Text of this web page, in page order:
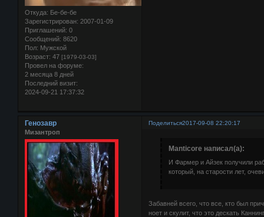
Откуда: Бе-бе-бе
Зарегистрирован: 2007-01-09
Приглашений: 0
Сообщений: 8620
Пол: Мужской
Возраст: 47 [1979-03-03]
Провел на форуме:
2 месяца 8 дней
Последний визит:
2024-09-21 17:37:32
Поделиться2017-09-08 22:20:17
Генозавр
Мизантроп
Manticore написал(а):
И Фармер и Айзек получили
который, на старости лет,
Забавней всего, что все, кто был
ноет и скулит, что это дескать